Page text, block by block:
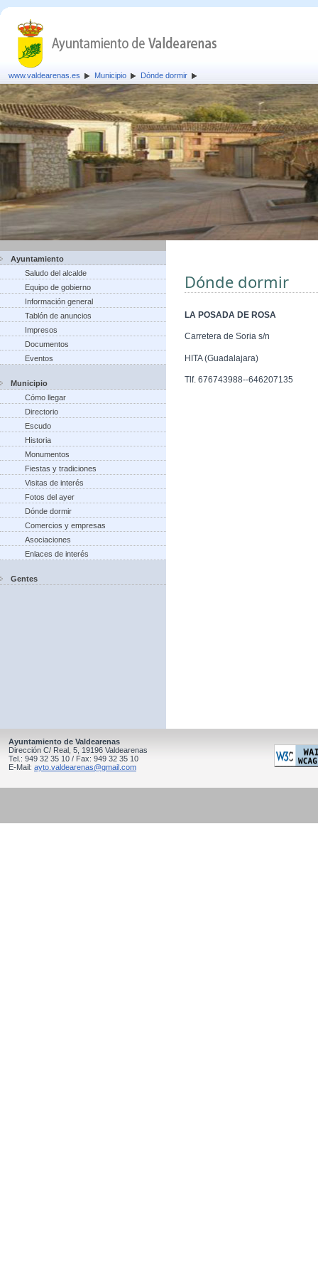
www.valdearenas.es Municipio Dónde dormir
Ayuntamiento
Saludo del alcalde
Equipo de gobierno
Información general
Tablón de anuncios
Impresos
Documentos
Eventos
Municipio
Cómo llegar
Directorio
Escudo
Historia
Monumentos
Fiestas y tradiciones
Visitas de interés
Fotos del ayer
Dónde dormir
Comercios y empresas
Asociaciones
Enlaces de interés
Gentes
Dónde dormir
LA POSADA DE ROSA
Carretera de Soria s/n
HITA (Guadalajara)
Tlf. 676743988--646207135
Ayuntamiento de Valdearenas
Dirección C/ Real, 5, 19196 Valdearenas
Tel.: 949 32 35 10 / Fax: 949 32 35 10
E-Mail: ayto.valdearenas@gmail.com